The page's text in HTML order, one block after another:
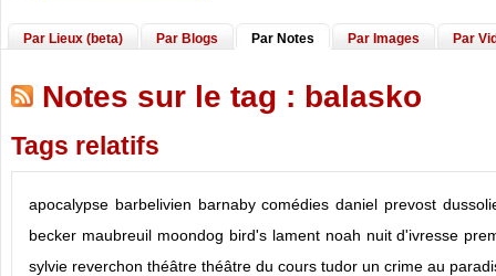
Par Lieux (beta) Par Blogs Par Notes Par Images Par
Notes sur le tag : balasko
Tags relatifs
apocalypse barbelivien barnaby comédies daniel prevost
becker maubreuil moondog bird's lament noah nuit d'ivresse
sylvie reverchon théâtre théâtre du cours tudor un crime au